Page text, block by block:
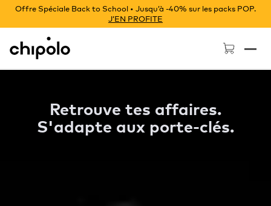
Offre Spéciale Back to School • Jusqu’à -40% sur les packs POP.
J’EN PROFITE
Chipolo - Home page
Retrouve tes affaires.
S'adapte aux porte-clés.